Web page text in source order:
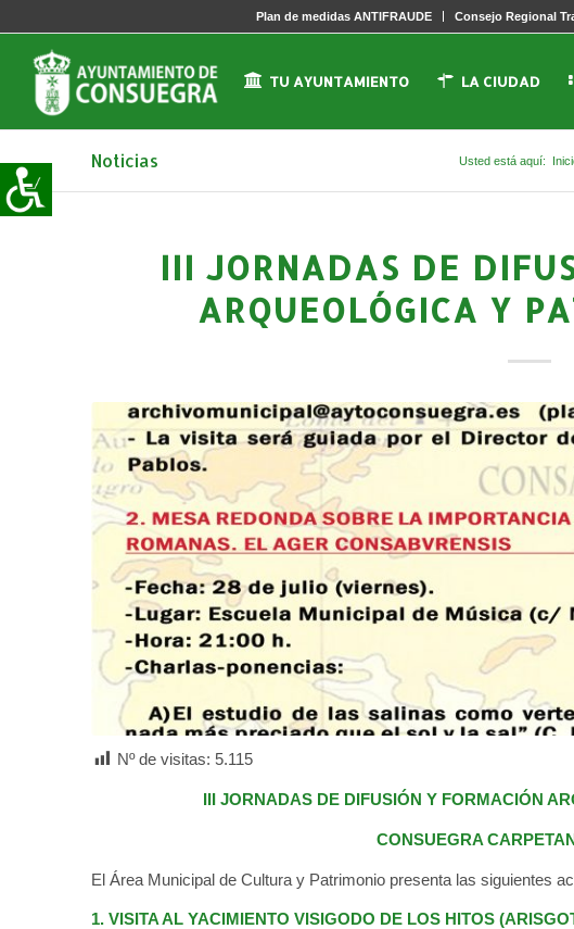
Plan de medidas ANTIFRAUDE Consejo Regional
TU AYUNTAMIENTO LA CIUDAD
Noticias Usted está aquí:
III JORNADAS DE
ARQUEOLÓGICA Y
Nº de visitas: 5.115
III JORNADAS DE DIFUSIÓN Y FORMACIÓN
CONSUEGRA
El Área Municipal de Cultura y Patrimonio presenta las siguientes
1. VISITA AL YACIMIENTO VISIGODO DE LOS HITOS